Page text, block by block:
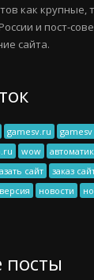
как крупные,
и пост-
сайта.
gamesv.ru
wow
сайт заказ
новости
посты